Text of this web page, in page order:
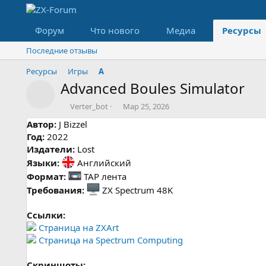
Форум Что нового Медиа Ресурсы
Последние отзывы
Ресурсы
Игры A
Значок ресурса
Advanced Boules Simulator
А
в
т
р
Verter_bot
Д
а
о
д
а
Мар 25, 2026
Автор:J Bizzel
Год:2022
Издатели:Lost
Языки:
Английский
Формат:
TAP лента
Требования:
ZX Spectrum 48K
Ссылки:
Страница на ZXArt
Страница на Spectrum Computing